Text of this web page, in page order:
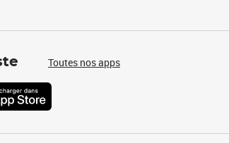
Toutes nos apps